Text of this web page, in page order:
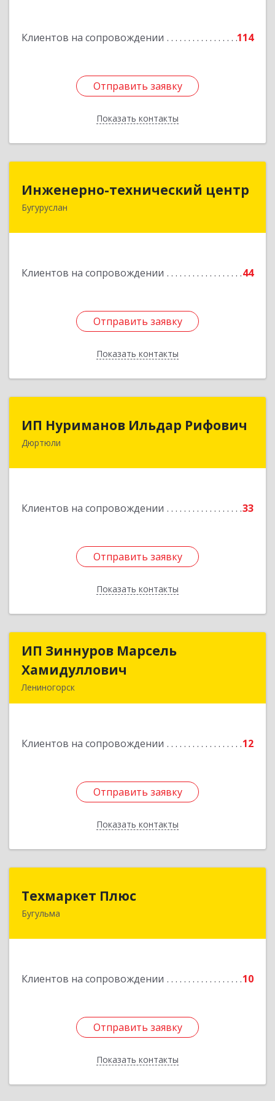
Клиентов на сопровождении 114
Отправить заявку
Показать контакты
Отправить заявку
Назад
Инженерно-технический центр
Бугуруслан
Клиентов на сопровождении 44
Отправить заявку
Показать контакты
Инженерно-технический центр
461633, Оренбургская обл, Бугуруслан г,
Отправить заявку
Назад
ИП Нуриманов Ильдар Рифович
Дюртюли
Клиентов на сопровождении 33
Отправить заявку
Показать контакты
ИП Нуриманов Ильдар Рифович
452320, Башкортостан Респ, Дюртюли г,
Отправить заявку
Назад
ИП Зиннуров Марсель
Хамидуллович
Лениногорск
Клиентов на сопровождении 12
Отправить заявку
Показать контакты
ИП Зиннуров Марсель
Подробнее
Отправить заявку
Назад
Техмаркет Плюс
Бугульма
Клиентов на сопровождении 10
Отправить заявку
Показать контакты
423231, РТ, Бугульма, ул.Белинского, д.13
Отправить заявку
Назад